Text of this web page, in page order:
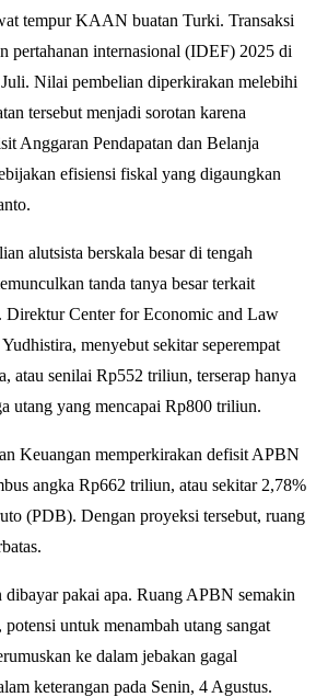
tempur KAAN buatan Turki. Transaksi
pertahanan internasional (IDEF) 2025 di
Nilai pembelian diperkirakan melebihi
tersebut menjadi sorotan karena
Anggaran Pendapatan dan Belanja
efisiensi fiskal yang digaungkan
alutsista berskala besar di tengah
tanda tanya besar terkait
Direktur Center for Economic and Law
menyebut sekitar seperempat
atau senilai Rp552 triliun, terserap hanya
utang yang mencapai Rp800 triliun.
Keuangan memperkirakan defisit APBN
angka Rp662 triliun, atau sekitar 2,78%
(PDB). Dengan proyeksi tersebut, ruang
dibayar pakai apa. Ruang APBN semakin
untuk menambah utang sangat
ke dalam jebakan gagal
keterangan pada Senin, 4 Agustus.